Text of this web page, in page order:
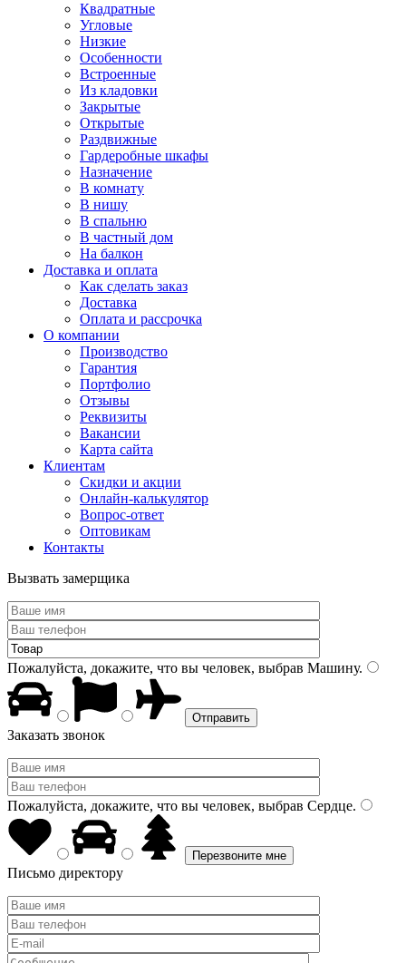
Квадратные
Угловые
Низкие
Особенности
Встроенные
Из кладовки
Закрытые
Открытые
Раздвижные
Гардеробные шкафы
Назначение
В комнату
В нишу
В спальню
В частный дом
На балкон
Доставка и оплата
Как сделать заказ
Доставка
Оплата и рассрочка
О компании
Производство
Гарантия
Портфолио
Отзывы
Реквизиты
Вакансии
Карта сайта
Клиентам
Скидки и акции
Онлайн-калькулятор
Вопрос-ответ
Оптовикам
Контакты
Вызвать замерщика
Пожалуйста, докажите, что вы человек, выбрав Машину.
Заказать звонок
Пожалуйста, докажите, что вы человек, выбрав Сердце.
Письмо директору